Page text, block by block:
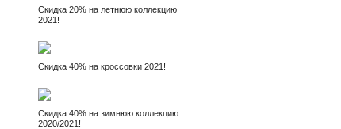
Скидка 20% на летнюю коллекцию
2021!
Скидка 40% на кроссовки 2021!
Скидка 40% на зимнюю коллекцию
2020/2021!